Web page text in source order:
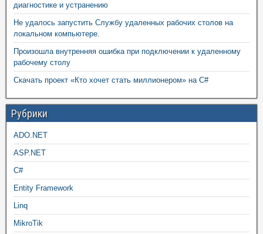
диагностике и устранению
Не удалось запустить Службу удаленных рабочих столов на
локальном компьютере.
Произошла внутренняя ошибка при подключении к удаленному
рабочему столу
Скачать проект «Кто хочет стать миллионером» на C#
Рубрики
ADO.NET
ASP.NET
C#
Entity Framework
Linq
MikroTik